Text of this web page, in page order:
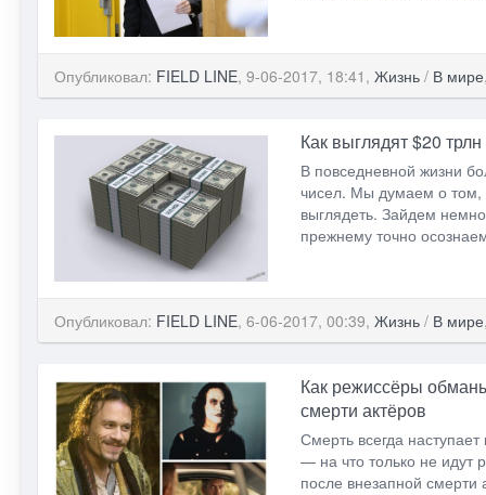
Опубликовал: FIELD LINE, 9-06-2017, 18:41, Жизнь/ В мире
Как выглядят $20
В повседневной жизни
чисел. Мы думаем о том,
выглядеть. Зайдем
прежнему точно
Опубликовал: FIELD LINE, 6-06-2017, 00:39, Жизнь/ В мире
Как режиссёры
смерти актёров
Смерть всегда
— на что только не идут
после внезапной смерти